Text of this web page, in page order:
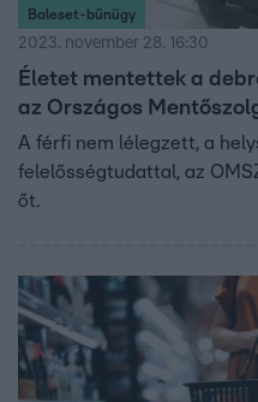
Baleset-bűnügy
2023. november 28. 16:30
Életet mentettek a
az Országos
A férfi nem lélegzett, a
felelősségtudattal, az
őt.